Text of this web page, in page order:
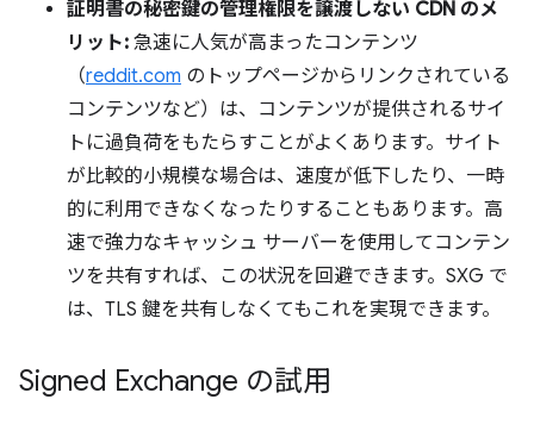
証明書の秘密鍵の管理権限を譲渡しない CDN のメ
リット: 急速に人気が高まったコンテンツ
（reddit.com のトップページからリンクされている
コンテンツなど）は、コンテンツが提供されるサイ
トに過負荷をもたらすことがよくあります。サイト
が比較的小規模な場合は、速度が低下したり、一時
的に利用できなくなったりすることもあります。高
速で強力なキャッシュ サーバーを使用してコンテン
ツを共有すれば、この状況を回避できます。SXG で
は、TLS 鍵を共有しなくてもこれを実現できます。
Signed Exchange の試用